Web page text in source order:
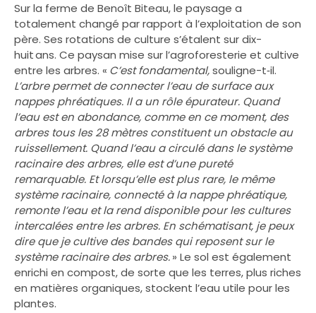
Sur la ferme de Benoît Biteau, le paysage a
totalement changé par rapport à l’exploitation de son
père. Ses rotations de culture s’étalent sur dix-
huit ans. Ce paysan mise sur l’agroforesterie et cultive
entre les arbres. « C’est fondamental,souligne-t‑il.
L’arbre permet de connecter l’eau de surface aux
nappes phréatiques. Il a un rôle épurateur. Quand
l’eau est en abondance, comme en ce moment, des
arbres tous les 28 mètres constituent un obstacle au
ruissellement. Quand l’eau a circulé dans le système
racinaire des arbres, elle est d’une pureté
remarquable. Et lorsqu’elle est plus rare, le même
système racinaire, connecté à la nappe phréatique,
remonte l’eau et la rend disponible pour les cultures
intercalées entre les arbres. En schématisant, je peux
dire que je cultive des bandes qui reposent sur le
système racinaire des arbres.» Le sol est également
enrichi en compost, de sorte que les terres, plus riches
en matières organiques, stockent l’eau utile pour les
plantes.